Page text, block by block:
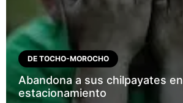
DE TOCHO-MOROCHO
Abandona a sus chilpayates en
estacionamiento